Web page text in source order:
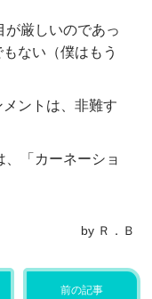
が厳しいのであっ
ない（僕はもう
ントは、非難す
「カーネーショ
by Ｒ．Ｂ
前の記事